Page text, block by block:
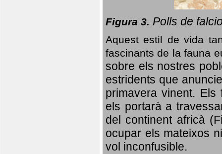
Figura 3. Polls de
Aquest estil de vida
fascinants de la fauna
sobre els nostres
estridents que
primavera vinent. Els
els portarà a
del continent africà
ocupar els mateixos
vol inconfusible.